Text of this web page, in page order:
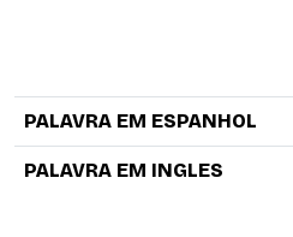
PALAVRA EM ESPANHOL
PALAVRA EM INGLES